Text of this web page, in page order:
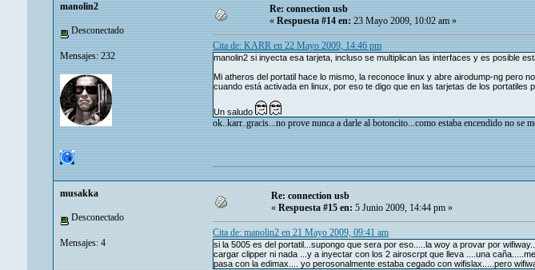
manolin2
Desconectado
Mensajes: 232
Re: connection usb
«Respuesta #14 en:23 Mayo 2009, 10:02 am »
Cita de: KARR en 22 Mayo 2009, 14:46 pm
manolin2 si inyecta esa tarjeta, incluso se multiplican las interfaces y es posible
Mi atheros del portatil hace lo mismo, la reconoce linux y abre airodump-ng pero
cuando está activada en linux, por eso te digo que en las tarjetas de los portatiles
Un saludo
ok..karr..gracis...no prove nunca a darle al botoncito...como estaba encendido no
musakka
Desconectado
Mensajes: 4
Re: connection usb
« Respuesta #15 en: 5 Junio 2009, 14:44 pm »
Cita de: manolin2 en 21 Mayo 2009, 09:41 am
si la 5005 es del portatil...supongo que sera por eso.....la woy a provar por
cargar clipper ni nada ...y a inyectar con los 2 airoscrpt que lleva ....una
pasa con la edimax.... yo perosonalmente estaba cegado con wifislax.....pero